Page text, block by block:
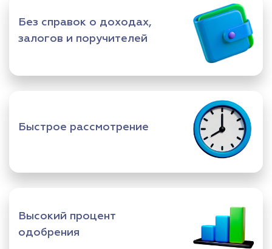
Без справок о доходах,
залогов и поручителей
Быстрое рассмотрение
Высокий процент
одобрения